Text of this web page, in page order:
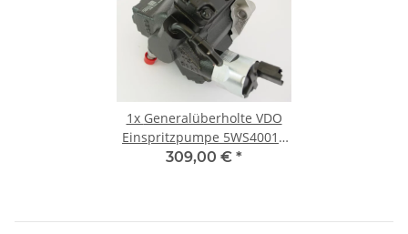
1x Generalüberholte VDO
Einspritzpumpe 5WS40019
für Citroen 2.0 HDI, Ford 2.0
309,00 € *